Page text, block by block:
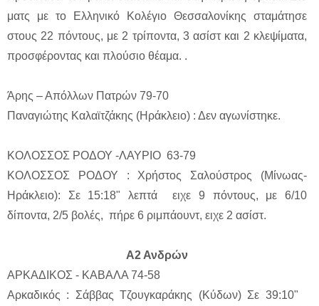
ματς με το Ελληνικό Κολέγιο Θεσσαλονίκης σταμάτησε
στους 22 πόντους, με 2 τρίποντα, 3 ασίστ και 2 κλεψίματα,
προσφέροντας και πλούσιο θέαμα. .
Άρης – Απόλλων Πατρών 79-70
Παναγιώτης Καλαϊτζάκης (Ηράκλειο) : Δεν αγωνίστηκε.
ΚΟΛΟΣΣΟΣ ΡΟΔΟΥ -ΛΑΥΡΙΟ 63-79
ΚΟΛΟΣΣΟΣ ΡΟΔΟΥ : Χρήστος Σαλούστρος (Μίνωας-
Ηράκλειο): Σε 15:18" λεπτά ειχε 9 πόντους, με 6/10
δίποντα, 2/5 βολές, πήρε 6 ριμπάουντ, ειχε 2 ασίστ.
Α2 Ανδρών
ΑΡΚΑΔΙΚΟΣ - ΚΑΒΑΛΑ 74-58
Αρκαδικός : Σάββας Τζουγκαράκης (Κύδων) Σε 39:10"